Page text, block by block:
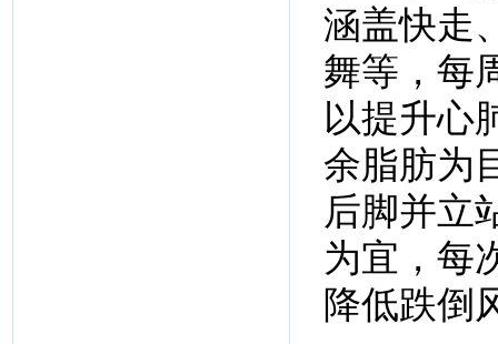
涵盖快走
舞等，每
以提升心
余脂肪为
后脚并立
为宜，每
降低跌倒